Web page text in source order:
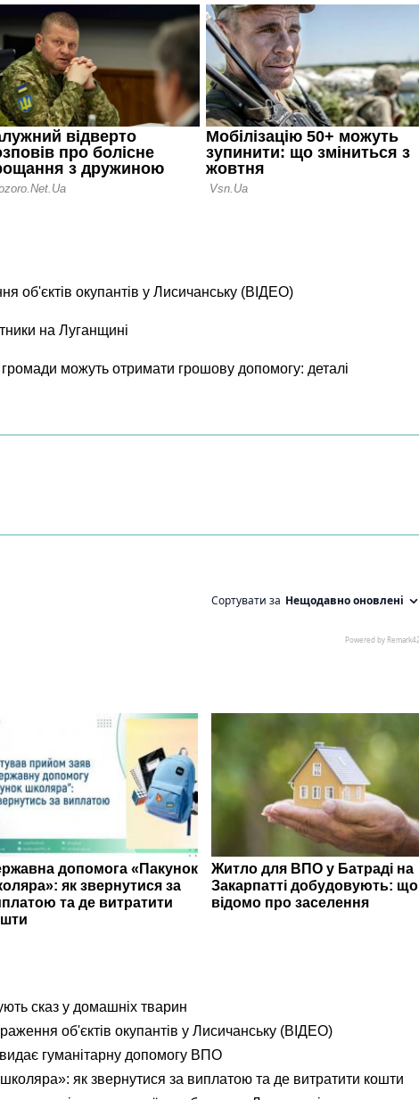
об'єктів окупантів у Лисичанську (ВІДЕО)
на Луганщині
громади можуть отримати грошову допомогу: деталі
допомога «Пакунок
як звернутися за
та де витратити
Житло для ВПО у Батраді на
Закарпатті добудовують: що
відомо про заселення
сказ у домашніх тварин
об'єктів окупантів у Лисичанську (ВІДЕО)
гуманітарну допомогу ВПО
як звернутися за виплатою та де витратити кошти